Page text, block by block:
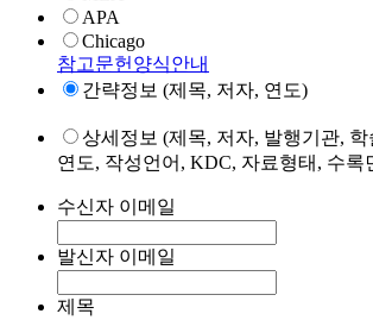
APA
Chicago
참고문헌양식안내
간략정보 (제목, 저자, 연도)
상세정보 (제목, 저자, 발행기관,
연도, 작성언어, KDC, 자료형태, 수록
수신자 이메일
발신자 이메일
제목